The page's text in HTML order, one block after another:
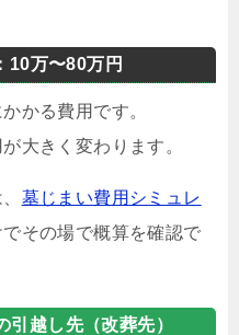
10万〜80万円
かる費用です。
大きく変わります。
墓じまい費用シミュレ
その場で概算を確認で
越し先（改葬先）